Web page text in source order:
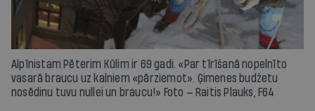
Alpīnistam Pēterim Kūlim ir 69 gadi. «Par tīrīšanā nopelnīto
vasarā braucu uz kalniem «pārziemot». Ģimenes budžetu
nosēdinu tuvu nullei un braucu!» Foto — Raitis Plauks, F64